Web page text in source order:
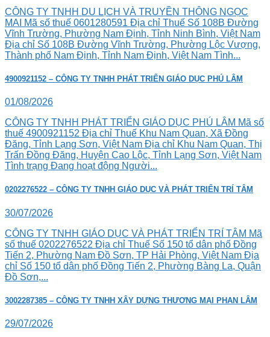
CÔNG TY TNHH DU LỊCH VÀ TRUYỀN THÔNG NGỌC
MAI Mã số thuế 0601280591 Địa chỉ Thuế Số 108B Đường
Vĩnh Trường, Phường Nam Định, Tỉnh Ninh Bình, Việt Nam
Địa chỉ Số 108B Đường Vĩnh Trường, Phường Lộc Vượng,
Thành phố Nam Định, Tỉnh Nam Định, Việt Nam Tình...
4900921152 – CÔNG TY TNHH PHÁT TRIỂN GIÁO DỤC PHÚ LÂM
01/08/2026
CÔNG TY TNHH PHÁT TRIỂN GIÁO DỤC PHÚ LÂM Mã số
thuế 4900921152 Địa chỉ Thuế Khu Nam Quan, Xã Đồng
Đăng, Tỉnh Lạng Sơn, Việt Nam Địa chỉ Khu Nam Quan, Thị
Trấn Đồng Đăng, Huyện Cao Lộc, Tỉnh Lạng Sơn, Việt Nam
Tình trạng Đang hoạt động Người...
0202276522 – CÔNG TY TNHH GIÁO DỤC VÀ PHÁT TRIỂN TRÍ TÂM
30/07/2026
CÔNG TY TNHH GIÁO DỤC VÀ PHÁT TRIỂN TRÍ TÂM Mã
số thuế 0202276522 Địa chỉ Thuế Số 150 tổ dân phố Đồng
Tiến 2, Phường Nam Đồ Sơn, TP Hải Phòng, Việt Nam Địa
chỉ Số 150 tổ dân phố Đồng Tiến 2, Phường Bàng La, Quận
Đồ Sơn,...
3002287385 – CÔNG TY TNHH XÂY DỰNG THƯƠNG MẠI PHAN LÂM
29/07/2026